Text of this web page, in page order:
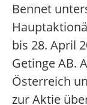
Bennet
bis 28. April
Getinge AB.
Österreich
zur Aktie